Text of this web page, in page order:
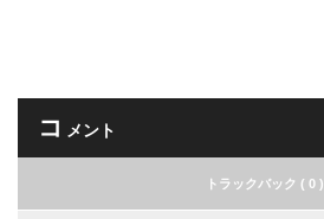
コ メント
トラックバック ( 0 )